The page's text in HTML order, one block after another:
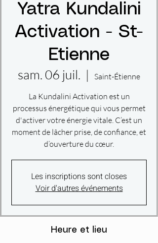
Yatra Kundalini
Activation - St-
Etienne
sam. 06 juil.
  |
Saint-Étienne
La Kundalini Activation est un
processus énergétique qui vous permet
d'activer votre énergie vitale. C’est un
moment de lâcher prise, de confiance, et
d’ouverture du cœur.
Les inscriptions sont closes
Voir d'autres événements
Heure et lieu